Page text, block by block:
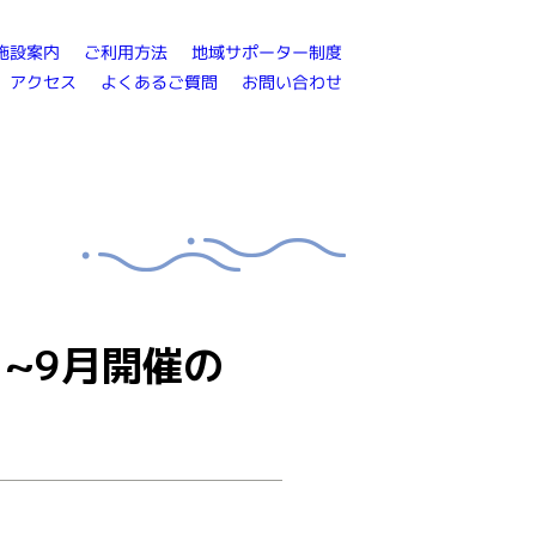
設案内 ご利用方法 地域サポーター制度
アクセス よくあるご質問 お問い合わせ
月開催の